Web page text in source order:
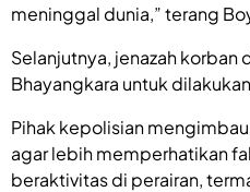
meninggal dunia,” terang
Selanjutnya, jenazah korban
Bhayangkara untuk
Pihak kepolisian
agar lebih memperhatikan
beraktivitas di perairan,